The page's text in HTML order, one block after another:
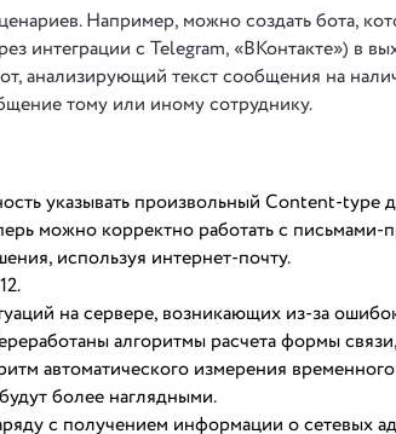
Например, можно создать бота,
интеграции с Telegram, «ВКонтакте») в
анализирующий текст сообщения на
тому или иному сотруднику.
указывать произвольный Content-type
можно корректно работать с письмами-
используя интернет-почту.
на сервере, возникающих из-за
алгоритмы расчета формы
автоматического измерения
более наглядными.
с получением информации о сетевых